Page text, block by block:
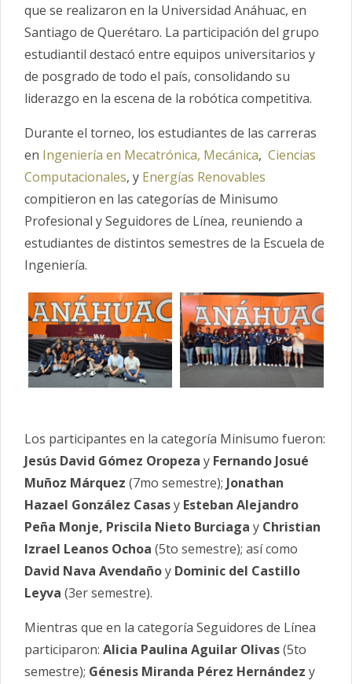
que se realizaron en la Universidad Anáhuac, en
Santiago de Querétaro. La participación del grupo
estudiantil destacó entre equipos universitarios y
de posgrado de todo el país, consolidando su
liderazgo en la escena de la robótica competitiva.
Durante el torneo, los estudiantes de las carreras
en Ingeniería en Mecatrónica, Mecánica, Ciencias
Computacionales, y Energías Renovables
compitieron en las categorías de Minisumo
Profesional y Seguidores de Línea, reuniendo a
estudiantes de distintos semestres de la Escuela de
Ingeniería.
Los participantes en la categoría Minisumo fueron:
Jesús David Gómez Oropeza y Fernando Josué
Muñoz Márquez (7mo semestre); Jonathan
Hazael González Casasy Esteban Alejandro
Peña Monje, Priscila Nieto Burciaga y Christian
Izrael Leanos Ochoa (5to semestre); así como
David Nava Avendañoy Dominic del Castillo
Leyva (3er semestre).
Mientras que en la categoría Seguidores de Línea
participaron: Alicia Paulina Aguilar Olivas(5to
semestre); Génesis Miranda Pérez Hernández y